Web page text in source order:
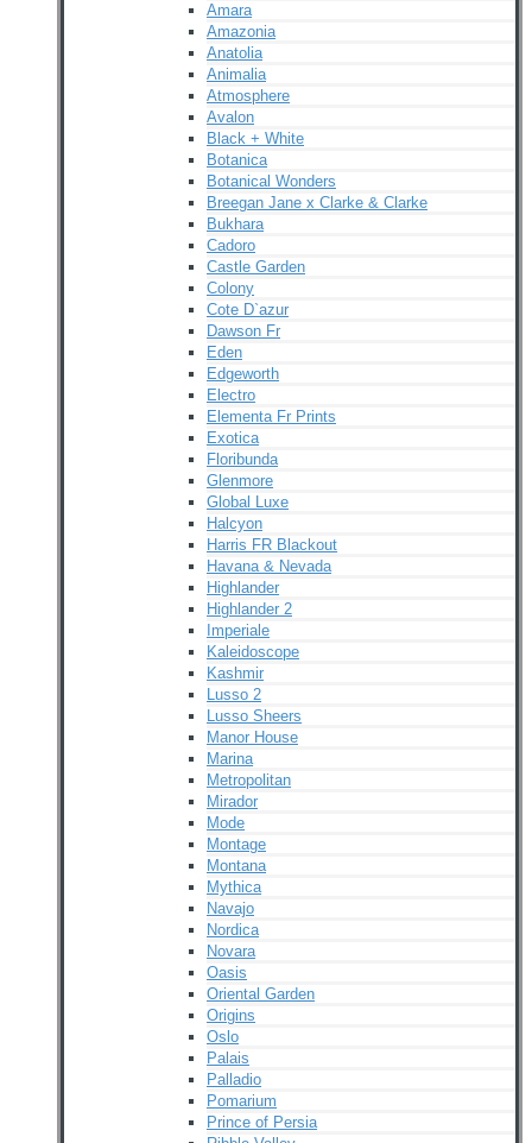
Amara
Amazonia
Anatolia
Animalia
Atmosphere
Avalon
Black + White
Botanica
Botanical Wonders
Breegan Jane x Clarke & Clarke
Bukhara
Cadoro
Castle Garden
Colony
Cote D`azur
Dawson Fr
Eden
Edgeworth
Electro
Elementa Fr Prints
Exotica
Floribunda
Glenmore
Global Luxe
Halcyon
Harris FR Blackout
Havana & Nevada
Highlander
Highlander 2
Imperiale
Kaleidoscope
Kashmir
Lusso 2
Lusso Sheers
Manor House
Marina
Metropolitan
Mirador
Mode
Montage
Montana
Mythica
Navajo
Nordica
Novara
Oasis
Oriental Garden
Origins
Oslo
Palais
Palladio
Pomarium
Prince of Persia